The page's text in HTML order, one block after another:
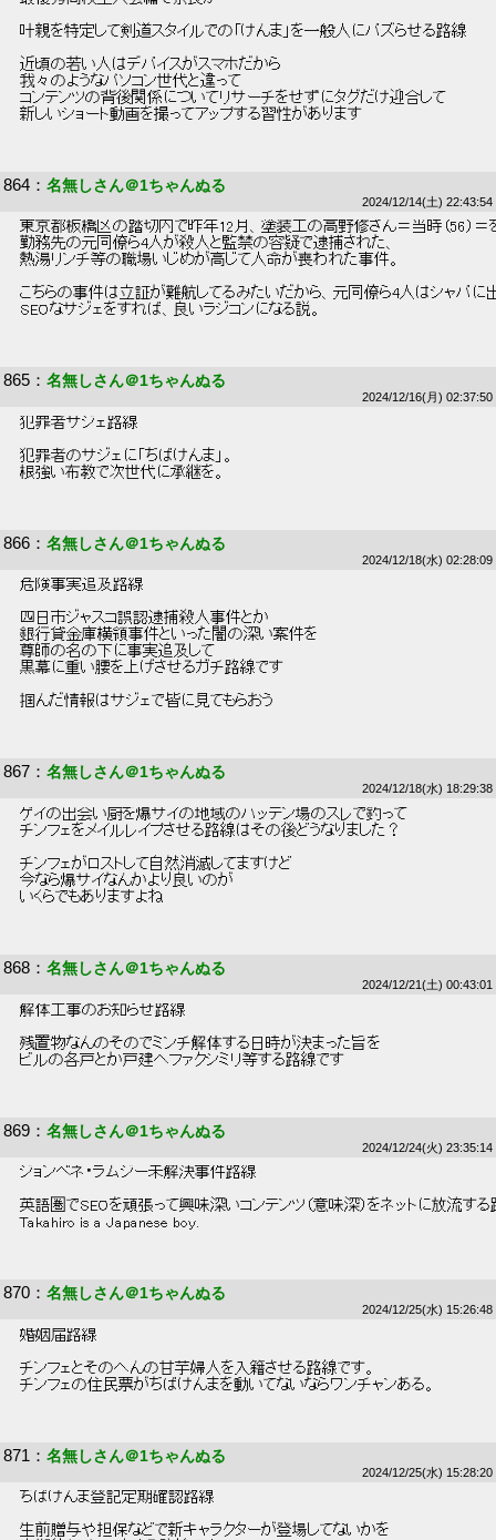
叶親を特定して剣道スタイルでの「けんま」を一般人にバズらせる路線
近頃の若い人はデバイスがスマホだから
我々のようなパソコン世代と違って
コンテンツの背後関係についてリサーチをせずにタグだけ迎合して
新しいショート動画を撮ってアップする習性があります
864 ： 名無しさん＠1ちゃんぬる
2024/12/14(土) 22:43:54
東京都板橋区の踏切内で昨年12月、塗装工の高野修さん＝当時（56）＝
勤務先の元同僚ら4人が殺人と監禁の容疑で逮捕された、
熱湯リンチ等の職場いじめが高じて人命が喪われた事件。
こちらの事件は立証が難航してるみたいだから、元同僚ら4人はシャバに
SEOなサジェをすれば、良いラジコンになる説。
865 ： 名無しさん＠1ちゃんぬる
2024/12/16(月) 02:37:50
犯罪者サジェ路線
犯罪者のサジェに「ちばけんま」。
根強い布教で次世代に承継を。
866 ： 名無しさん＠1ちゃんぬる
2024/12/18(水) 02:28:09
危険事実追及路線
四日市ジャスコ誤認逮捕殺人事件とか
銀行貸金庫横領事件といった闇の深い案件を
尊師の名の下に事実追及して
黒幕に重い腰を上げさせるガチ路線です
掴んだ情報はサジェで皆に見てもらおう
867 ： 名無しさん＠1ちゃんぬる
2024/12/18(水) 18:29:38
ゲイの出会い厨を爆サイの地域のハッテン場のスレで釣って
チンフェをメイルレイプさせる路線はその後どうなりました？
チンフェがロストして自然消滅してますけど
今なら爆サイなんかより良いのが
いくらでもありますよね
868 ： 名無しさん＠1ちゃんぬる
2024/12/21(土) 00:43:01
解体工事のお知らせ路線
残置物なんのそのでミンチ解体する日時が決まった旨を
ビルの各戸とか戸建へファクシミリ等する路線です
869 ： 名無しさん＠1ちゃんぬる
2024/12/24(火) 23:35:14
ジョンベネ・ラムジー未解決事件路線
英語圏でSEOを頑張って興味深いコンテンツ（意味深）をネットに放流す
Takahiro is a Japanese boy.
870 ： 名無しさん＠1ちゃんぬる
2024/12/25(水) 15:26:48
婚姻届路線
チンフェとそのへんの甘芋婦人を入籍させる路線です。
チンフェの住民票がちばけんまを動いてないならワンチャンある。
871 ： 名無しさん＠1ちゃんぬる
2024/12/25(水) 15:28:20
ちばけんま登記定期確認路線
生前贈与や担保などで新キャラクターが登場してないかを